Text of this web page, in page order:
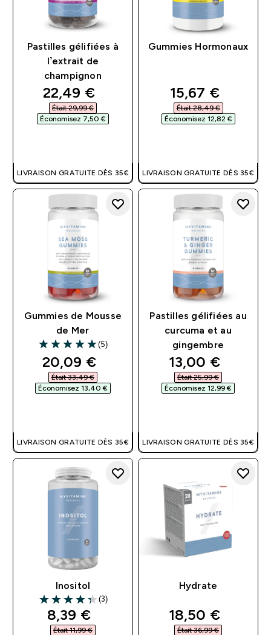
Pastilles gélifiées à
l’extrait de
champignon
discounted price
22,49 €‎
Était 29,99 €‎
Économisez 7,50 €‎
LIVRAISON GRATUITE DÈS 35€
Gummies Hormonaux
discounted
15,67 €‎
Était 28,49 €‎
Économisez 12,82 €‎
LIVRAISON GRATUITE DÈS 35€
Gummies de Mousse
de Mer
5 out of 5 stars
(5)
discounted price
20,09 €‎
Était 33,49 €‎
Économisez 13,40 €‎
LIVRAISON GRATUITE DÈS 35€
Pastilles gélifiées au
curcuma et au
gingembre
discounted
13,00 €‎
Était 25,99 €‎
Économisez 12,99 €‎
LIVRAISON GRATUITE DÈS 35€
Inositol
4.33 out of 5 stars
(3)
discounted price
8,39 €‎
Était 11,99 €‎
Hydrate
discounted
18,50 €‎
Était 36,99 €‎